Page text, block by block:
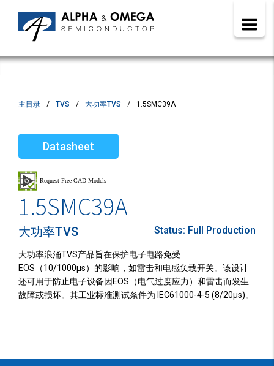
主目录 TVS 大功率TVS 1.5SMC39A
Datasheet
1.5SMC39A
大功率TVS Status: Full Production
大功率浪涌TVS产品旨在保护电子电路免受
EOS（10/1000µs）的影响，如雷击和电感负载开关。该设计
还可用于防止电子设备因EOS（电气过度应力）和雷击而发生
故障或损坏。其工业标准测试条件为 IEC61000-4-5 (8/20µs)。